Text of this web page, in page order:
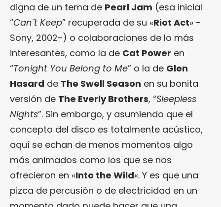
digna de un tema de Pearl Jam (esa inicial
“Can´t Keep” recuperada de su «Riot Act» -
Sony, 2002-) o colaboraciones de lo más
interesantes, como la de Cat Power en
“Tonight You Belong to Me” o la de Glen
Hasard de The Swell Season en su bonita
versión de The Everly Brothers, “Sleepless
Nights”. Sin embargo, y asumiendo que el
concepto del disco es totalmente acústico,
aquí se echan de menos momentos algo
más animados como los que se nos
ofrecieron en «Into the Wild«. Y es que una
pizca de percusión o de electricidad en un